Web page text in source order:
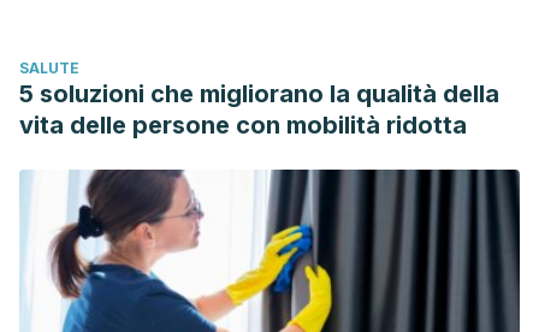
SALUTE
5 soluzioni che migliorano la qualità della
vita delle persone con mobilità ridotta